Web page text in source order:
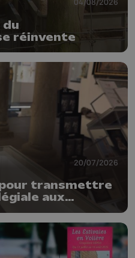
du
réinvente
20/07/2026
transmettre
aux